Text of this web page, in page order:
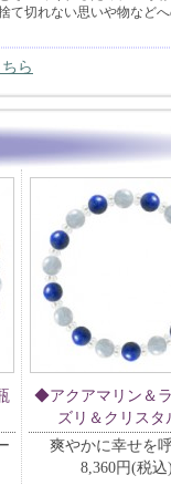
て切れない思いや物など
ら
◆アクアマリン＆
ズリ＆クリス
爽やかに幸せを
8,360円(税込